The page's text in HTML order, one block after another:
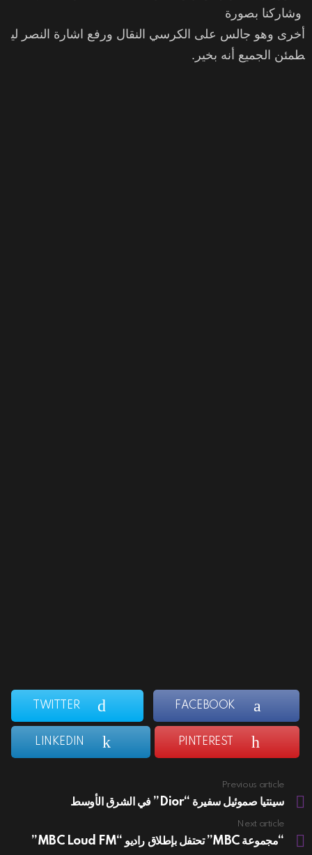
وشاركنا بصورة
أخرى وهو جالس على الكرسي النقال ورفع اشارة النصر لي
طمئن الجميع أنه بخير.
FACEBOOK
TWITTER
PINTEREST
LINKEDIN
more
Previous article
سينتيا صموئيل سفيرة “Dior” في الشرق الأوسط
Next article
“مجموعة MBC” تحتفل بإطلاق راديو “MBC Loud FM”